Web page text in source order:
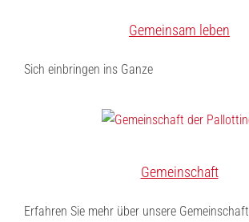
Gemeinsam leben
Sich einbringen ins Ganze
Gemeinschaft
Erfahren Sie mehr über unsere Gemeinschaft